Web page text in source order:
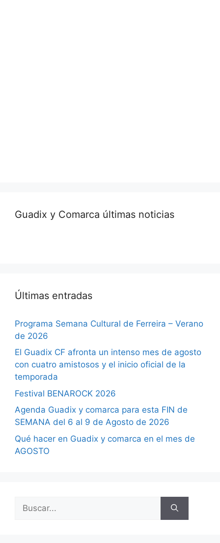
Guadix y Comarca últimas noticias
Últimas entradas
Programa Semana Cultural de Ferreira – Verano
de 2026
El Guadix CF afronta un intenso mes de agosto
con cuatro amistosos y el inicio oficial de la
temporada
Festival BENAROCK 2026
Agenda Guadix y comarca para esta FIN de
SEMANA del 6 al 9 de Agosto de 2026
Qué hacer en Guadix y comarca en el mes de
AGOSTO